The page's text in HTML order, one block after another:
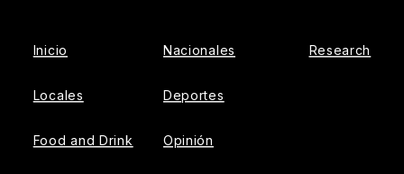
Inicio
Locales
Food and Drink
Nacionales
Deportes
Opinión
Research